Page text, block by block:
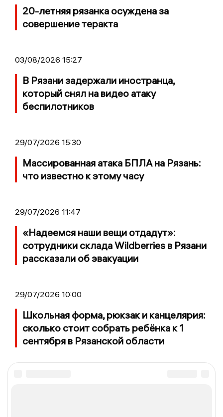
20-летняя рязанка осуждена за
совершение теракта
03/08/2026 15:27
В Рязани задержали иностранца,
который снял на видео атаку
беспилотников
29/07/2026 15:30
Массированная атака БПЛА на Рязань:
что известно к этому часу
29/07/2026 11:47
«Надеемся наши вещи отдадут»:
сотрудники склада Wildberries в Рязани
рассказали об эвакуации
29/07/2026 10:00
Школьная форма, рюкзак и канцелярия:
сколько стоит собрать ребёнка к 1
сентября в Рязанской области